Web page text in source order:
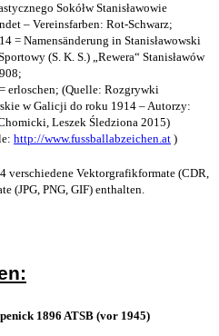
Sokółw Stanisławowie
– Vereinsfarben: Rot-Schwarz;
= Namensänderung in Stanisławowski
(S. K. S.) „Rewera“ Stanisławów
erloschen; (Quelle: Rozgrywki
w Galicji do roku 1914 – Autorzy:
Leszek Śledziona 2015)
http://www.fussballabzeichen.at )
verschiedene Vektorgrafikformate (CDR,
(JPG, PNG, GIF) enthalten.
1896 ATSB (vor 1945)